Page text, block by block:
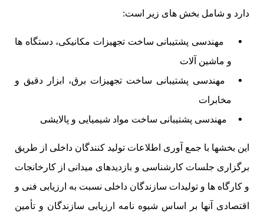
دارد و شامل بخش های زیر است:
مهندسی پشتیبانی ساخت تجهیزات مکانیکی، دستگاه ها
و ماشین آلات
مهندسی پشتیبانی ساخت تجهیزات برق، ابزار دقیق و
مخابرات
مهندسی پشتیبانی ساخت مواد شیمیایی و پالایشی
این بخشها با جمع آوری اطلاعات تولید کنندگان داخلی از طریق
برگزاری جلسات کارشناسی و بازدیدهای میدانی از کارخانجات
و كارگاه ها و تولیدات سازندگان داخلی نسبت به ارزیابی فنی و
اقتصادی آنها بر اساس شیوه نامه ارزیابی سازندگان و تأمین